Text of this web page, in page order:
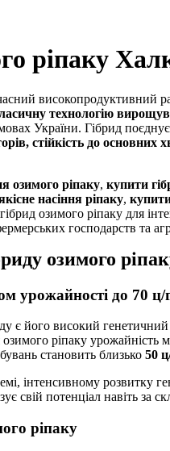
ріпаку
високопродуктивний
технологію
України. Гібрид
стійкість до основних
озимого ріпаку, купити
насіння ріпаку,
озимого ріпаку для
господарств та
озимого
урожайності до 70 ц/
є його високий
озимого ріпаку урожайність
становить близько 50
інтенсивному розвитку
свій потенціал навіть за
ріпаку